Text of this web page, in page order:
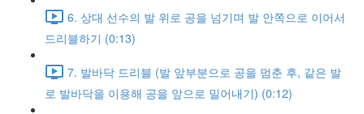
6. 상대 선수의 발 위로 공을 넘기며 발 안쪽으로 이어서
드리블하기 (0:13)
7. 발바닥 드리블 (발 앞부분으로 공을 멈춘 후, 같은 발
로 발바닥을 이용해 공을 앞으로 밀어내기) (0:12)